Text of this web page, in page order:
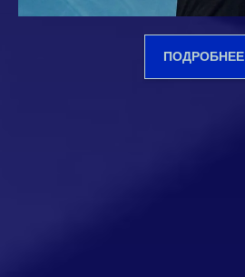
ПОДРОБНЕЕ